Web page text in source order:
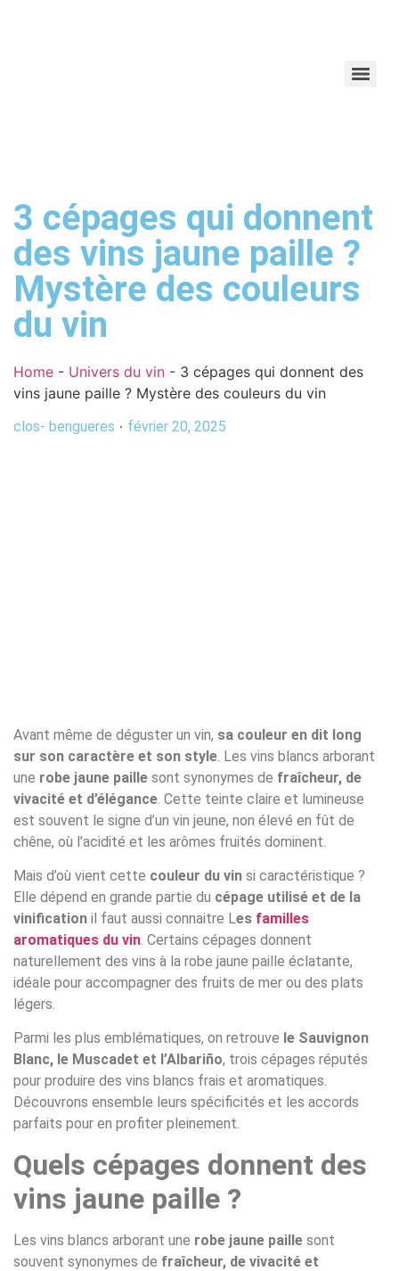
3 cépages qui donnent
des vins jaune paille ?
Mystère des couleurs
du vin
Home - Univers du vin - 3 cépages qui donnent des
vins jaune paille ? Mystère des couleurs du vin
clos- bengueres février 20, 2025
Avant même de déguster un vin, sa couleur en dit long
sur son caractère et son style . Les vins blancs arborant
une robe jaune paille sont synonymes de fraîcheur, de
vivacité et d’élégance . Cette teinte claire et lumineuse
est souvent le signe d’un vin jeune, non élevé en fût de
chêne, où l’acidité et les arômes fruités dominent.
Mais d’où vient cette couleur du vin si caractéristique ?
Elle dépend en grande partie du cépage utilisé et de la
vinification il faut aussi connaitre Les familles
aromatiques du vin. Certains cépages donnent
naturellement des vins à la robe jaune paille éclatante,
idéale pour accompagner des fruits de mer ou des plats
légers.
Parmi les plus emblématiques, on retrouve le Sauvignon
Blanc, le Muscadet et l’Albariño, trois cépages réputés
pour produire des vins blancs frais et aromatiques.
Découvrons ensemble leurs spécificités et les accords
parfaits pour en profiter pleinement.
Quels cépages donnent des
vins jaune paille ?
Les vins blancs arborant une robe jaune paille sont
souvent synonymes de fraîcheur, de vivacité et